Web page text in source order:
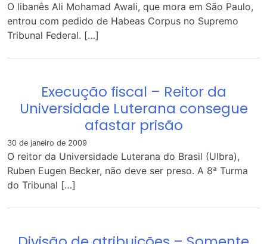
O libanês Ali Mohamad Awali, que mora em São Paulo,
entrou com pedido de Habeas Corpus no Supremo
Tribunal Federal. […]
Execução fiscal – Reitor da
Universidade Luterana consegue
afastar prisão
30 de janeiro de 2009
O reitor da Universidade Luterana do Brasil (Ulbra),
Ruben Eugen Becker, não deve ser preso. A 8ª Turma
do Tribunal […]